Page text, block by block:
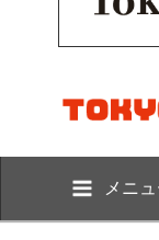
メニ